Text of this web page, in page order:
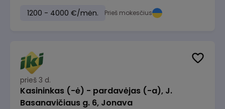
1200 - 4000 €/mėn. Prieš mokesčius
prieš 3 d.
Kasininkas (-ė) - pardavėjas (-a), J.
Basanavičiaus g. 6, Jonava